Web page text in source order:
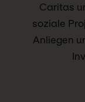
Caritas
soziale
Anliegen